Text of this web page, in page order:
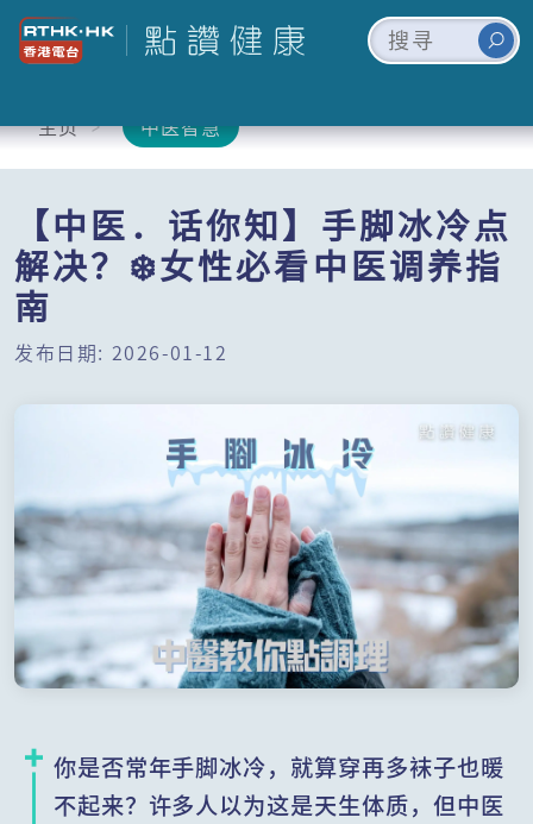
主页 中医智慧
【中医．话你知】手脚冰冷点
解决？❄️女性必看中医调养指
南
发布日期: 2026-01-12
你是否常年手脚冰冷，就算穿再多袜子也暖
不起来？许多人以为这是天生体质，但中医